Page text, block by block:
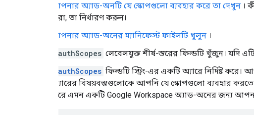
আপনার অ্যাড-অনটি যে স্কোপগুলো ব্যবহার করে তা দেখুন ।
করা, তা নির্ধারণ করুন।
আপনার অ্যাড-অনের ম্যানিফেস্ট ফাইলটি খুলুন ।
oauthScopes লেবেলযুক্ত শীর্ষ-স্তরের ফিল্ডটি খুঁজুন। যদি
oauthScopes ফিল্ডটি স্ট্রিং-এর একটি অ্যারে নির্দিষ্ট
অ্যারের বিষয়বস্তুগুলোকে আপনি যে স্কোপগুলো ব্যবহার করতে
করে এমন একটি Google Workspace অ্যাড-অনের জন্য